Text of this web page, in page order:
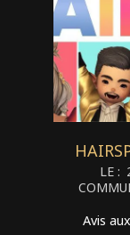
LE :
Avis